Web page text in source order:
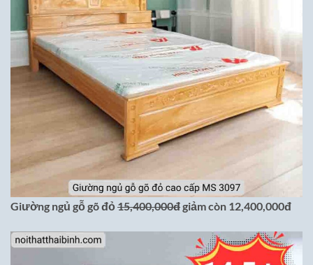
Giường ngủ gỗ gõ đỏ 15,400,000đgiảm còn 12,400,000đ